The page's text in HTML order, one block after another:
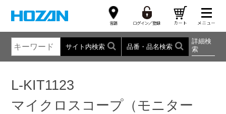
サイト内検索 品番・品名検索
詳細検
索
L-KIT1123
マイクロスコープ（モニター